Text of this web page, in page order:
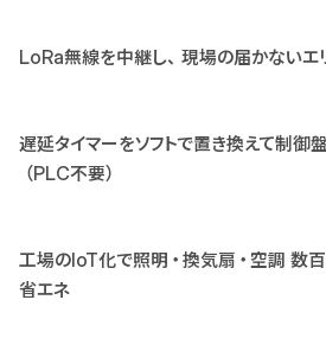
LoRa無線を中継し、現場の届かないエ
遅延タイマーをソフトで置き換えて制御
（PLC不要）
工場のIoT化で照明・換気扇・空調 数
省エネ